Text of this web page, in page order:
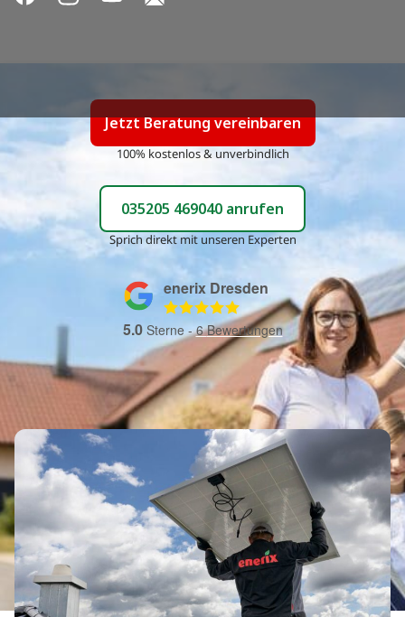
JetztBeratung vereinbaren
100% kostenlos & unverbindlich
035205 469040 anrufen
Sprich direkt mit unseren Experten
enerix Dresden
5.0Sterne -6Bewertungen